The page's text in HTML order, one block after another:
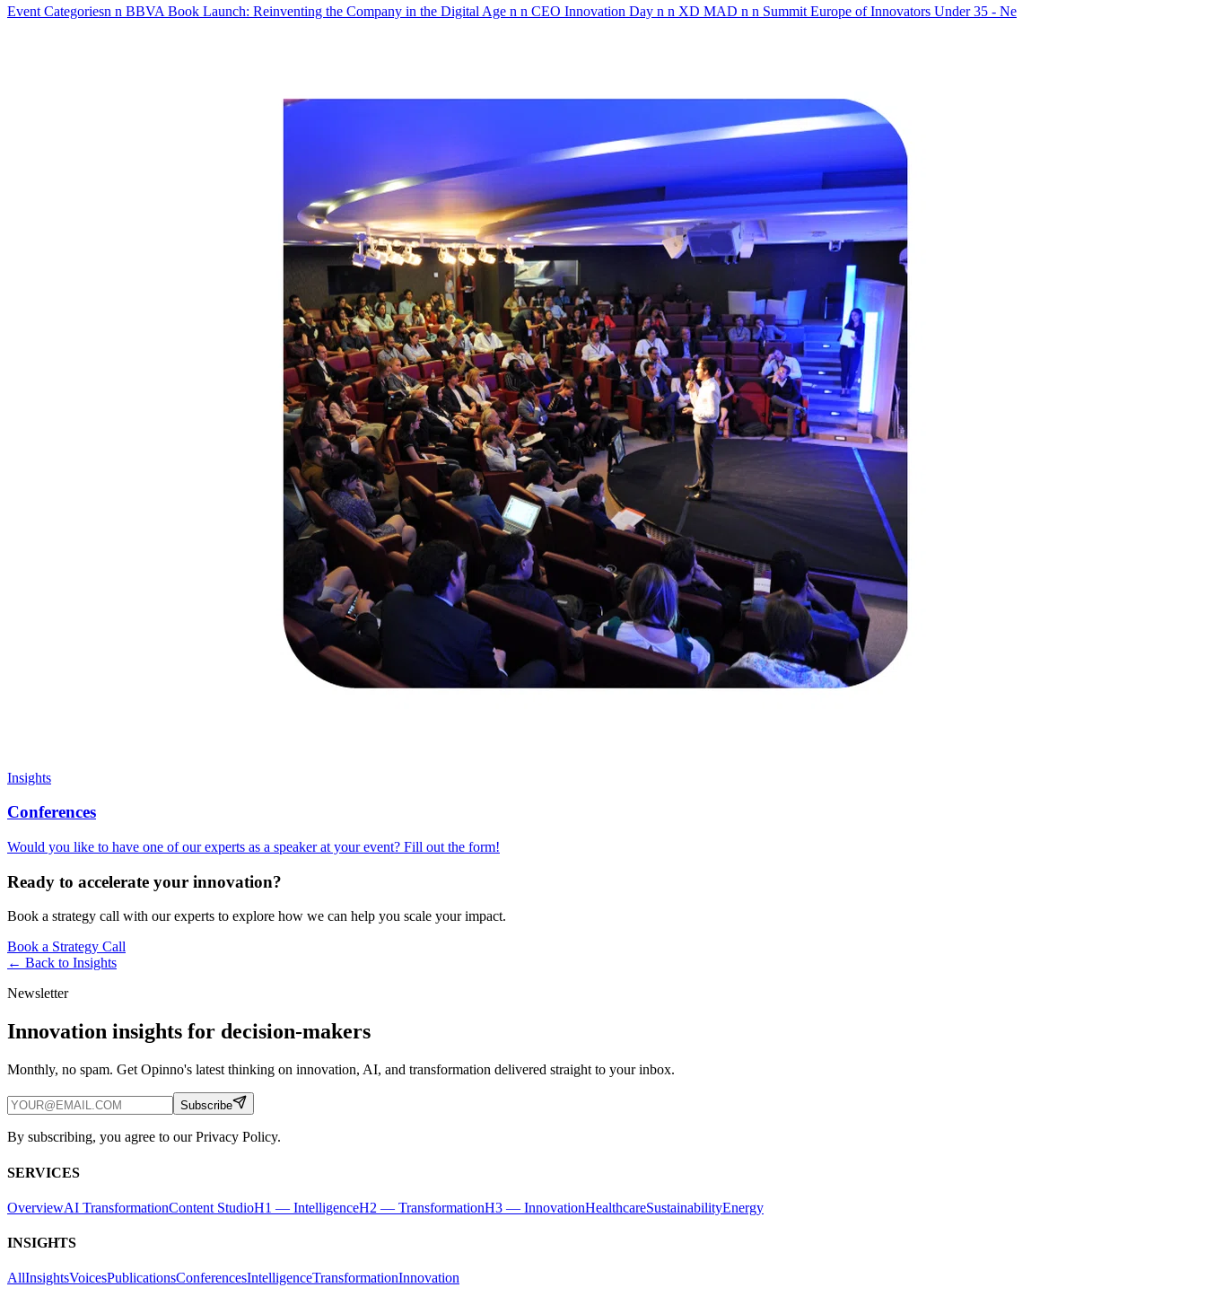
Event Categoriesn n BBVA Book Launch: Reinventing the Company in the Digital Age n n CEO Innovation Day n n XD MAD n n Summit Europe of Innovators Under 35 - Ne
Insights
Conferences
Would you like to have one of our experts as a speaker at your event? Fill out the form!
Ready to accelerate your innovation?
Book a strategy call with our experts to explore how we can help you scale your impact.
Book a Strategy Call
← Back to Insights
Newsletter
Innovation insights for decision-makers
Monthly, no spam. Get Opinno's latest thinking on innovation, AI, and transformation delivered straight to your inbox.
Subscribe
By subscribing, you agree to our Privacy Policy.
SERVICES
OverviewAI TransformationContent StudioH1 — IntelligenceH2 — TransformationH3 — InnovationHealthcareSustainabilityEnergy
INSIGHTS
AllInsightsVoicesPublicationsConferencesIntelligenceTransformationInnovation